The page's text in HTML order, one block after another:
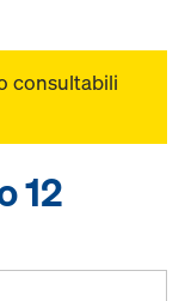
consultabili
12